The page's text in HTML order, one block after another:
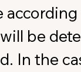
be
In the